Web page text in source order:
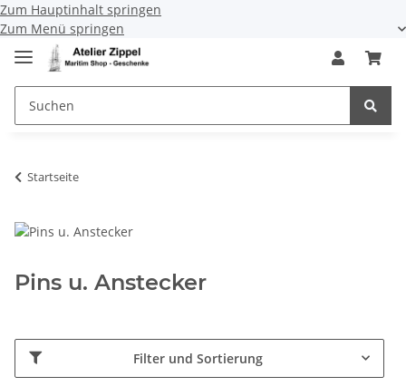
Zum Hauptinhalt springen
Zum Menü springen
Startseite
Pins u. Anstecker
Filter und Sortierung